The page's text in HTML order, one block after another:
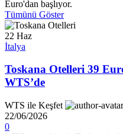
Euro'dan başlıyor.
Tümünü Göster
22 Haz
İtalya
Toskana Otelleri 39
WTS’de
WTS ile Keşfet
22/06/2026
0